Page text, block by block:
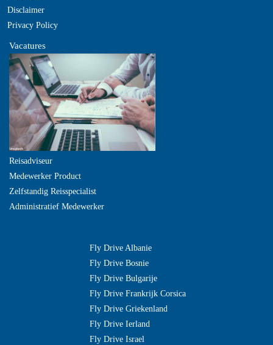
Disclaimer
Privacy Policy
Vacatures
Reisadviseur
Medewerker Product
Zelfstandig Reisspecialist
Administratief Medewerker
Fly Drive Albanie
Fly Drive Bosnie
Fly Drive Bulgarije
Fly Drive Frankrijk Corsica
Fly Drive Griekenland
Fly Drive Ierland
Fly Drive Israel